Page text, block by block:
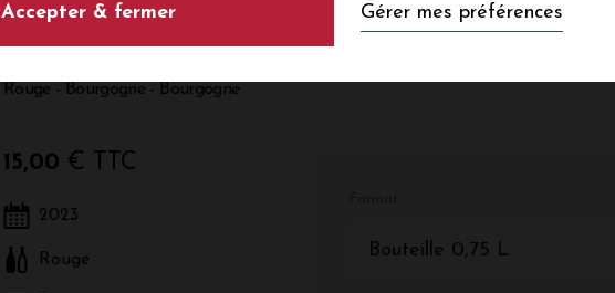
Accepter & fermer Gérer mes préférences
Pinot Noir 2023
Rouge - Bourgogne - Bourgogne
15,00 € TTC
2023
Rouge Bouteille 0,75 L